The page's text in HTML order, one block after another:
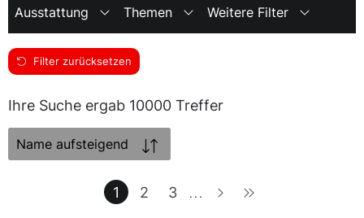
Ausstattung Themen Weitere Filter
Filter zurücksetzen
Ihre Suche ergab 10000 Treffer
Sortierung:
1 2 3 ...